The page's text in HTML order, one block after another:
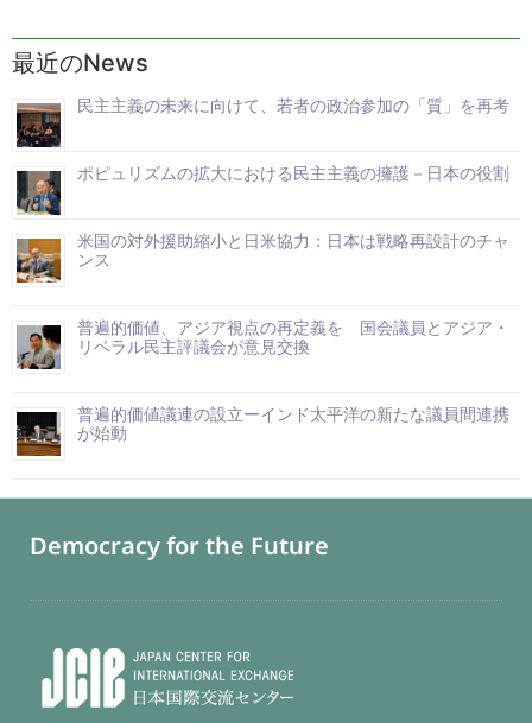
最近のNews
民主主義の未来に向けて、若者の政治参加の「質」を再考
ポピュリズムの拡大における民主主義の擁護－日本の役割
米国の対外援助縮小と日米協力：日本は戦略再設計のチャ
ンス
普遍的価値、アジア視点の再定義を 国会議員とアジア・
リベラル民主評議会が意見交換
普遍的価値議連の設立ーインド太平洋の新たな議員間連携
が始動
Democracy for the Future